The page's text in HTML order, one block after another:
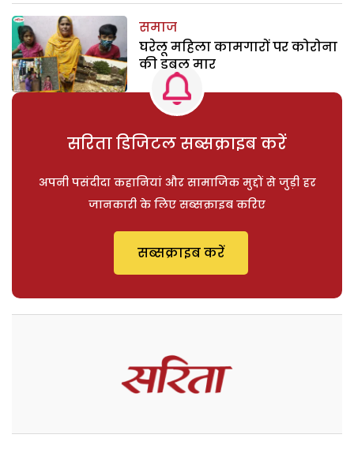
समाज
घरेलू महिला कामगारों पर कोरोना
की डबल मार
सरिता डिजिटल सब्सक्राइब करें
अपनी पसंदीदा कहानियां और सामाजिक मुद्दों से जुड़ी हर
जानकारी के लिए सब्सक्राइब करिए
सब्सक्राइब करें